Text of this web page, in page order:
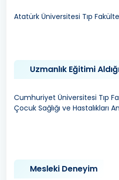
Atatürk Üniversitesi Tıp
Uzmanlık Eğitimi
Cumhuriyet Üniversitesi Tıp
Çocuk Sağlığı ve Hastalıkları
Mesleki Deneyim